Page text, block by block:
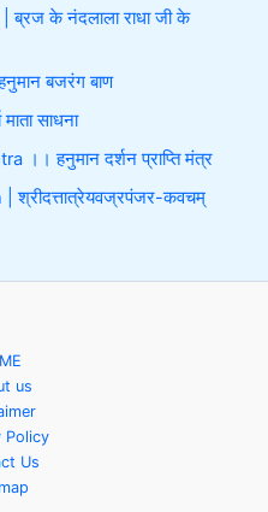
के नंदलाला राधा जी के
बजरंग बाण
साधना
हनुमान दर्शन प्राप्ति मंत्र
कवचम्
us
Policy
Us